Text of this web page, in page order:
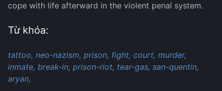
cope with life afterward in the violent penal system.
Từ khóa:
tattoo, neo-nazism, prison, fight, court, murder,
inmate, break-in, prison-riot, tear-gas, san-quentin,
aryan,